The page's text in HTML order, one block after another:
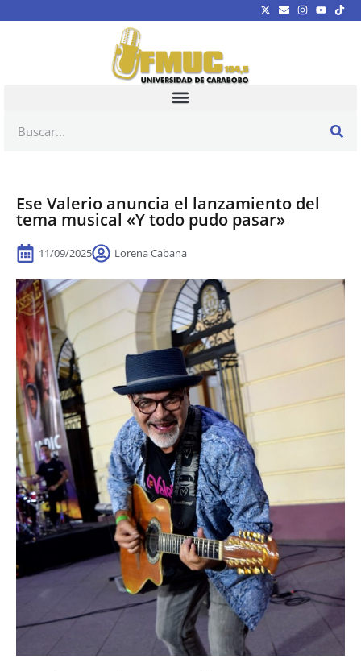
Ese Valerio anuncia el lanzamiento del
tema musical «Y todo pudo pasar»
11/09/2025 Lorena Cabana